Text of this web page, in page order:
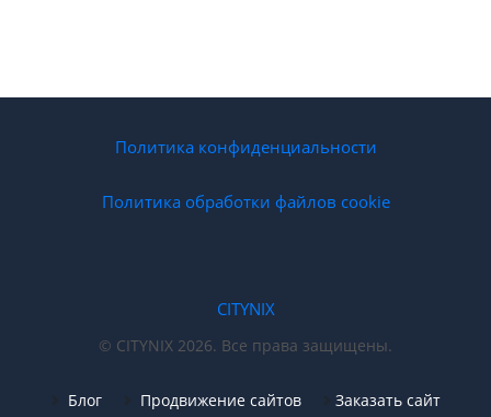
Политика конфиденциальности
Политика обработки файлов cookie
CITYNIX
© CITYNIX 2026. Все права защищены.
Блог Продвижение сайтов Заказать сайт